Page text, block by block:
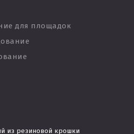
из резиновой крошки
для площадок